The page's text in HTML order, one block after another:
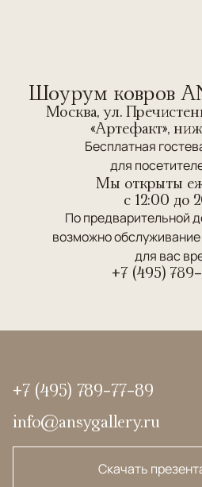
Шоурум ковров
Москва, ул.
«Артефакт»,
Бесплатная
для
Мы открыты
c 12:00 до
По предварительной
возможно
для вас
+7 (495)
+7 (495) 789-77-89
info@ansygallery.ru
Скачать